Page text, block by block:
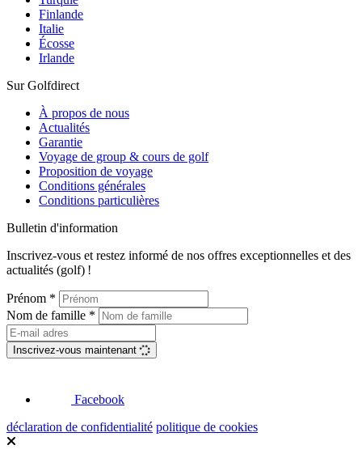
Finlande
Italie
Écosse
Irlande
Sur Golfdirect
À propos de nous
Actualités
Garantie
Voyage de group & cours de golf
Proposition de voyage
Conditions générales​​​​​​​
Conditions particulières​​​​​​​​​​​​​​
Bulletin d'information
Inscrivez-vous et restez informé de nos offres exceptionnelles et des
actualités (golf) !
Prénom *
Nom de famille *
Inscrivez-vous maintenant
Facebook
déclaration de confidentialité politique de cookies